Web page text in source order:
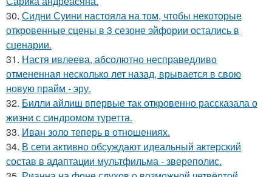
30. Сидни Суини настояла на том, чтобы некоторые
откровенные сцены в 3 сезоне эйфории остались в
сценарии.
31. Настя ивлеева, абсолютно несправедливо
отмененная несколько лет назад, врывается в свою
новую прайм - эру.
32. Билли айлиш впервые так откровенно рассказала о
жизни с синдромом туретта.
33. Иван золо теперь в отношениях.
34. В сети активно обсуждают идеальный актерский
состав в адаптации мультфильма - звереполис.